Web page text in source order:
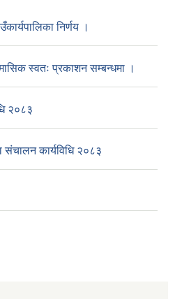
निर्णय ।
स्वतः प्रकाशन सम्बन्धमा ।
२०८३
कार्यविधि २०८३